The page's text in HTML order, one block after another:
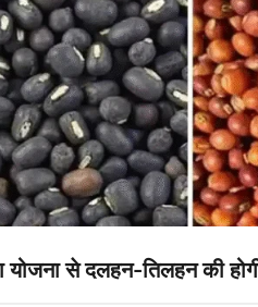
से दलहन-तिलहन की